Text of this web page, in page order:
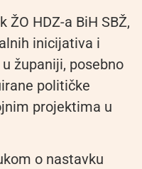
ŽO HDZ-a BiH SBŽ,
inicijativa i
županiji, posebno
političke
projektima u
o nastavku